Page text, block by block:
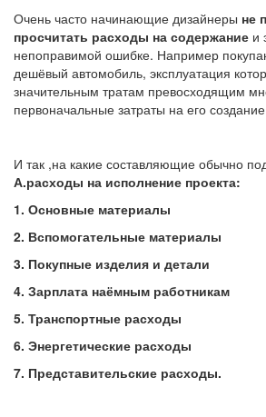
Очень часто начинающие дизайнеры не
просчитать расходы на содержание и
непоправимой ошибке. Например
дешёвый автомобиль, эксплуатация
значительным тратам превосходящим
первоначальные затраты на его
И так ,на какие составляющие обычно
А.расходы на исполнение проекта:
1. Основные материалы
2. Вспомогательные материалы
3. Покупные изделия и детали
4. Зарплата наёмным работникам
5. Транспортные расходы
6. Энергетические расходы
7. Представительские расходы.